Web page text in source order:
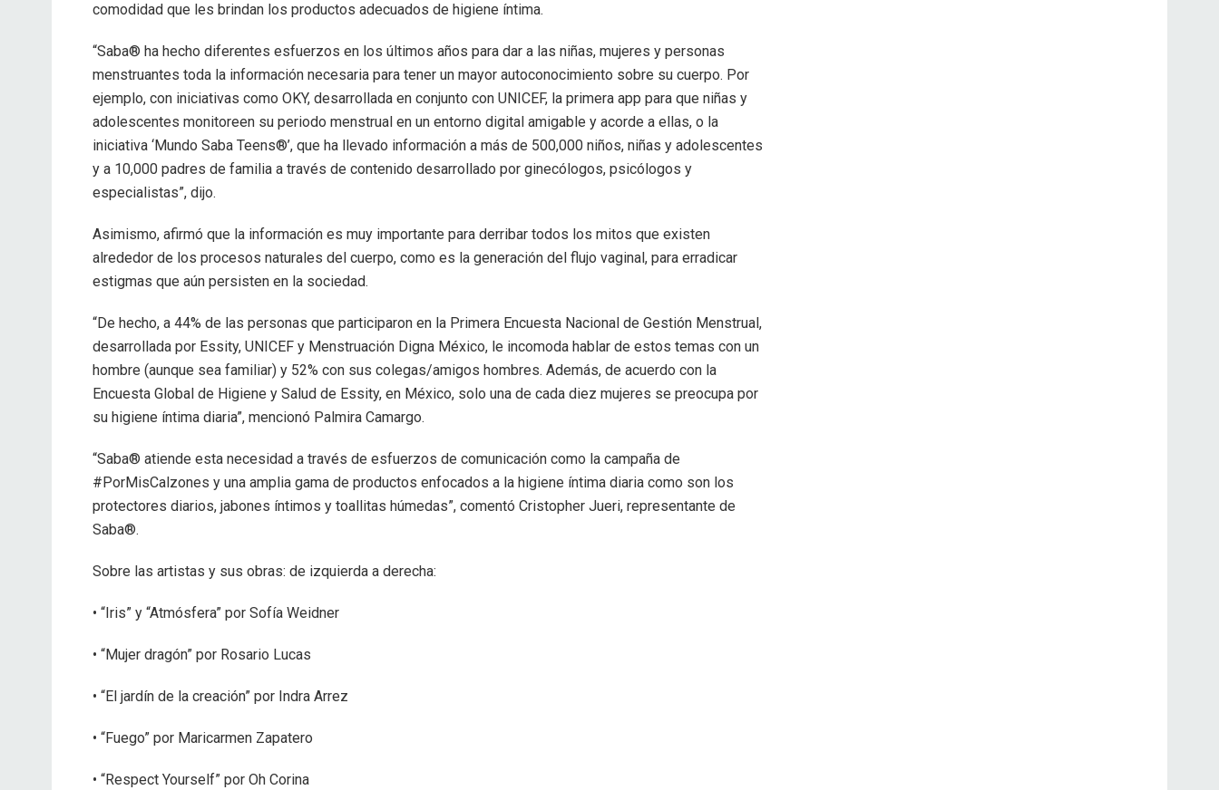
comodidad que les brindan los productos adecuados de higiene íntima.
“Saba® ha hecho diferentes esfuerzos en los últimos años para dar a las niñas, mujeres y personas
menstruantes toda la información necesaria para tener un mayor autoconocimiento sobre su cuerpo. Por
ejemplo, con iniciativas como OKY, desarrollada en conjunto con UNICEF, la primera app para que niñas y
adolescentes monitoreen su periodo menstrual en un entorno digital amigable y acorde a ellas, o la
iniciativa ‘Mundo Saba Teens®’, que ha llevado información a más de 500,000 niños, niñas y adolescentes
y a 10,000 padres de familia a través de contenido desarrollado por ginecólogos, psicólogos y
especialistas”, dijo.
Asimismo, afirmó que la información es muy importante para derribar todos los mitos que existen
alrededor de los procesos naturales del cuerpo, como es la generación del flujo vaginal, para erradicar
estigmas que aún persisten en la sociedad.
“De hecho, a 44% de las personas que participaron en la Primera Encuesta Nacional de Gestión Menstrual,
desarrollada por Essity, UNICEF y Menstruación Digna México, le incomoda hablar de estos temas con un
hombre (aunque sea familiar) y 52% con sus colegas/amigos hombres. Además, de acuerdo con la
Encuesta Global de Higiene y Salud de Essity, en México, solo una de cada diez mujeres se preocupa por
su higiene íntima diaria”, mencionó Palmira Camargo.
“Saba® atiende esta necesidad a través de esfuerzos de comunicación como la campaña de
#PorMisCalzones y una amplia gama de productos enfocados a la higiene íntima diaria como son los
protectores diarios, jabones íntimos y toallitas húmedas”, comentó Cristopher Jueri, representante de
Saba®.
Sobre las artistas y sus obras: de izquierda a derecha:
• “Iris” y “Atmósfera” por Sofía Weidner
• “Mujer dragón” por Rosario Lucas
• “El jardín de la creación” por Indra Arrez
• “Fuego” por Maricarmen Zapatero
• “Respect Yourself” por Oh Corina